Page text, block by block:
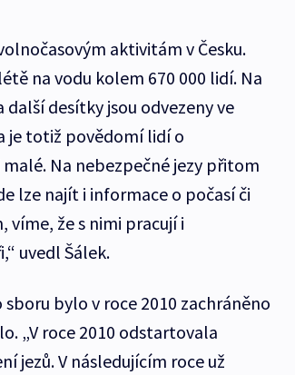
aktivitám v Česku.
na vodu kolem 670 000 lidí. Na
desítky jsou odvezeny ve
je totiž povědomí lidí o
Na nebezpečné jezy přitom
lze najít i informace o počasí či
víme, že s nimi pracují i
uvedl Šálek.
bylo v roce 2010 zachráněno
„V roce 2010 odstartovala
jezů. V následujícím roce už